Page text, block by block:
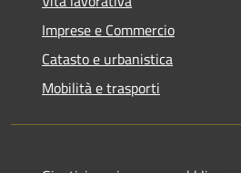
Imprese e Commercio
Catasto e urbanistica
Mobilità e trasporti